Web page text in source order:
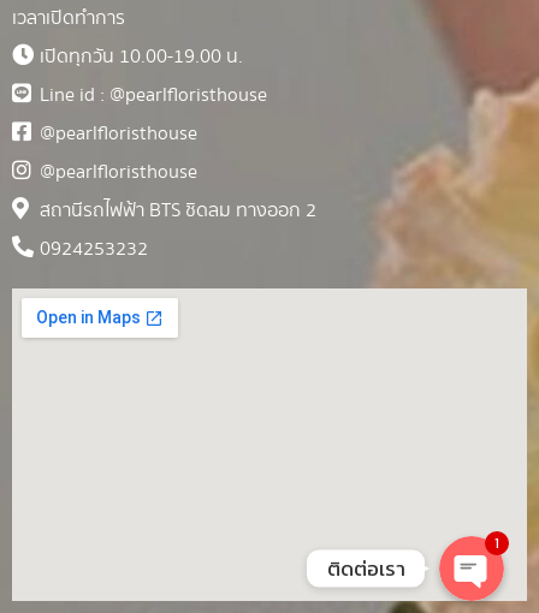
เวลาเปิดทำการ
เปิดทุกวัน 10.00-19.00 น.
Line id : @pearlfloristhouse
@pearlfloristhouse
@pearlfloristhouse
สถานีรถไฟฟ้า BTS ชิดลม ทางออก 2
0924253232
1
ติดต่อเรา